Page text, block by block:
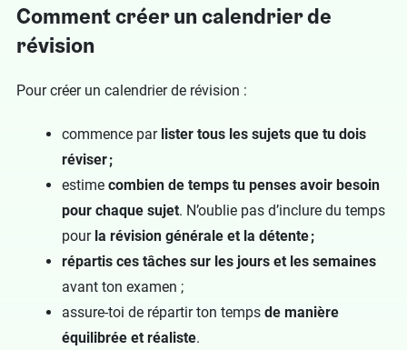
Comment créer un calendrier de
révision
Pour créer un calendrier de révision :
commence par lister tous les sujets que tu dois
réviser ;
estime combien de temps tu penses avoir besoin
pour chaque sujet. N’oublie pas d’inclure du temps
pour la révision générale et la détente ;
répartis ces tâches sur les jours et les semaines
avant ton examen ;
assure-toi de répartir ton temps de manière
équilibrée et réaliste.